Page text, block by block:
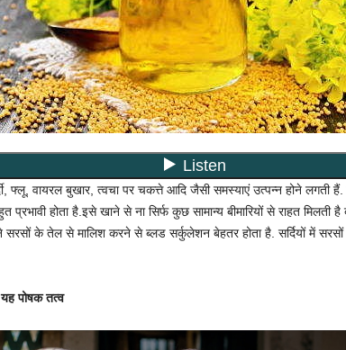
फ्लू, वायरल बुखार, त्वचा पर चकत्ते आदि जैसी समस्याएं उत्पन्न होने लगती
प्रभावी होता है.इसे खाने से ना सिर्फ कुछ सामान्य बीमारियों से राहत मिलती है
सरसों के तेल से मालिश करने से ब्लड सर्कुलेशन बेहतर होता है. सर्दियों में
पोषक तत्व